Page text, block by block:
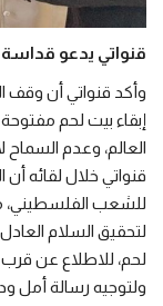
قنواتي يدعو قداسة
وأكد قنواتي أن وقف
إبقاء بيت لحم
العالم، وعدم
قنواتي خلال لقائه
للشعب الفلسطيني،
لتحقيق السلام العادل
لحم، للاطلاع عن قرب
ولتوجيه رسالة أمل